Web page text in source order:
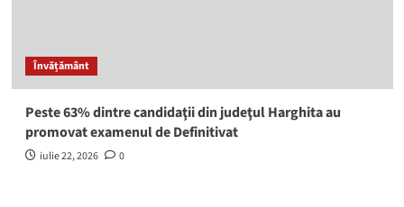
Învățământ
Peste 63% dintre candidaţii din judeţul Harghita au
promovat examenul de Definitivat
iulie 22, 2026 0